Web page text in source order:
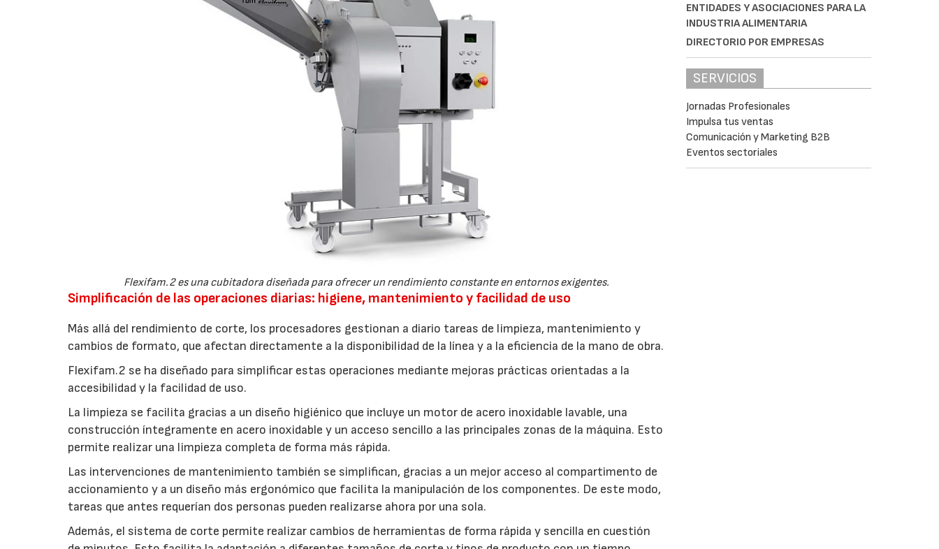
Flexifam.2 es una cubitadora diseñada para ofrecer un rendimiento constante en entornos exigentes.
Simplificación de las operaciones diarias: higiene, mantenimiento y facilidad de uso
Más allá del rendimiento de corte, los procesadores gestionan a diario tareas de limpieza, mantenimiento y
cambios de formato, que afectan directamente a la disponibilidad de la línea y a la eficiencia de la mano de obra.
Flexifam.2 se ha diseñado para simplificar estas operaciones mediante mejoras prácticas orientadas a la
accesibilidad y la facilidad de uso.
La limpieza se facilita gracias a un diseño higiénico que incluye un motor de acero inoxidable lavable, una
construcción íntegramente en acero inoxidable y un acceso sencillo a las principales zonas de la máquina. Esto
permite realizar una limpieza completa de forma más rápida.
Las intervenciones de mantenimiento también se simplifican, gracias a un mejor acceso al compartimento de
accionamiento y a un diseño más ergonómico que facilita la manipulación de los componentes. De este modo,
tareas que antes requerían dos personas pueden realizarse ahora por una sola.
Además, el sistema de corte permite realizar cambios de herramientas de forma rápida y sencilla en cuestión
ENTIDADES Y ASOCIACIONES PARA LA
INDUSTRIA ALIMENTARIA
DIRECTORIO POR EMPRESAS
SERVICIOS
Jornadas Profesionales
Impulsa tus ventas
Comunicación y Marketing B2B
Eventos sectoriales